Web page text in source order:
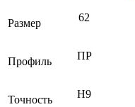
Размер 62
Профиль ПР
Точность H9